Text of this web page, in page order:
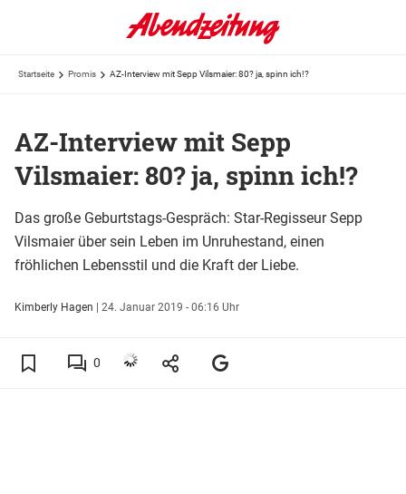
Startseite Promis AZ-Interview mit Sepp Vilsmaier: 80? ja, spinn ich!?
AZ-Interview mit Sepp
Vilsmaier: 80? ja, spinn ich!?
Das große Geburtstags-Gespräch: Star-Regisseur Sepp
Vilsmaier über sein Leben im Unruhestand, einen
fröhlichen Lebensstil und die Kraft der Liebe.
Kimberly Hagen | 24. Januar 2019 - 06:16 Uhr
0